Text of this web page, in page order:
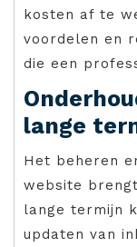
kosten af te
voordelen en
die een
lange
Het beheren
website
lange termijn
updaten van